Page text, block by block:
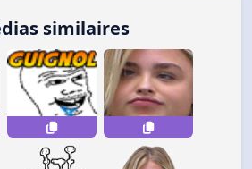
similaires